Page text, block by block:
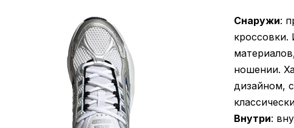
Снаружи:
кроссовки.
ношении.
дизайном,
Внутри: